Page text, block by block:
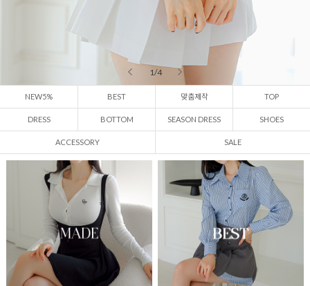
2 / 4
NEW5% BEST 맞춤제작 TOP
DRESS BOTTOM SEASON DRESS SHOES
ACCESSORY SALE